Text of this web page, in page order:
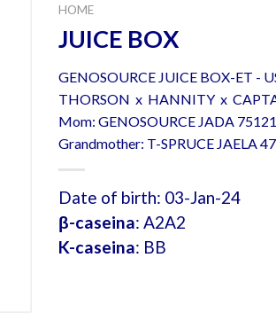
HOME
JUICE BOX
GENOSOURCE JUICE BOX-ET -
THORSON x HANNITY x
Mom: GENOSOURCE JADA
Grandmother: T-SPRUCE JAELA
Date of birth: 03-Jan-24
β-caseina: A2A2
K-caseina: BB